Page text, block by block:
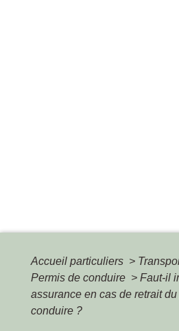
Accueil particuliers >
Permis de conduire > Faut-il
assurance en cas de retrait
conduire ?